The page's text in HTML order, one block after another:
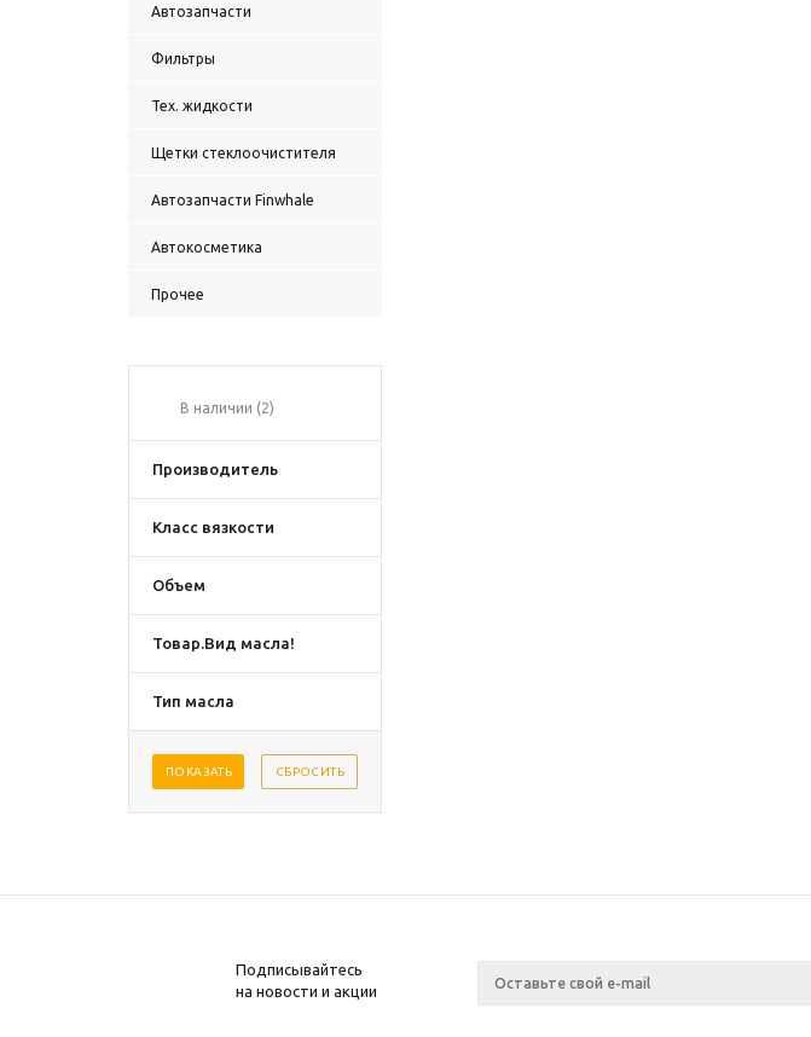
Автозапчасти
Фильтры
Тех. жидкости
Щетки стеклоочистителя
Автозапчасти Finwhale
Автокосметика
Прочее
В наличии (2)
Производитель
Класс вязкости
Объем
Товар.Вид масла!
Тип масла
Подписывайтесь
на новости и акции